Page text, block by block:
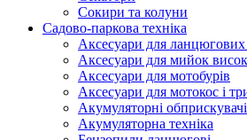
Сокири та колуни
Садово-паркова техніка
Аксесуари для
Аксесуари для мийок
Аксесуари для мотобурів
Аксесуари для мотокос і
Акумуляторні обприскувачі
Акумуляторна техніка